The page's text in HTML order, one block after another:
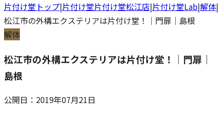
片付け堂トップ|片付け堂片付け堂松江店|片付け堂Lab|解体|
松江市の外構エクステリアは片付け堂！｜門扉｜島根
解体
松江市の外構エクステリアは片付け堂！｜門扉｜
島根
公開日： 2019年07月21日